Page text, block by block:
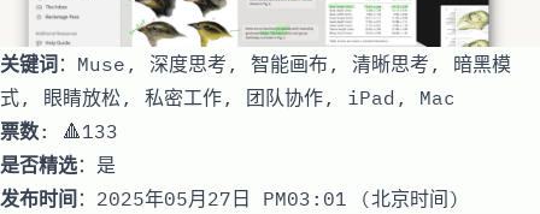
关键词：Muse, 深度思考, 智能画布, 清晰思考, 暗黑模
式, 眼睛放松, 私密工作, 团队协作, iPad, Mac
票数: 🔺133
是否精选：是
发布时间 ：2025年05月27日 PM03:01 (北京时间)